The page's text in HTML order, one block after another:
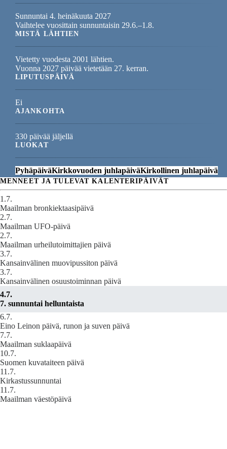
Sunnuntai 4. heinäkuuta 2027
Vaihtelee vuosittain sunnuntaisin 29.6.–1.8.
MISTÄ LÄHTIEN
Vietetty vuodesta 2001 lähtien.
Vuonna 2027 päivää vietetään 27. kerran.
LIPUTUSPÄIVÄ
Ei
AJANKOHTA
330 päivää jäljellä
LUOKAT
PyhäpäiväKirkkovuoden juhlapäiväKirkollinen juhlapäivä
MENNEET JA TULEVAT KALENTERIPÄIVÄT
1.7.
Maailman bronkiektaasipäivä
2.7.
Maailman UFO-päivä
2.7.
Maailman urheilutoimittajien päivä
3.7.
Kansainvälinen muovipussiton päivä
3.7.
Kansainvälinen osuustoiminnan päivä
4.7.
7. sunnuntai helluntaista
6.7.
Eino Leinon päivä, runon ja suven päivä
7.7.
Maailman suklaapäivä
10.7.
Suomen kuvataiteen päivä
11.7.
Kirkastussunnuntai
11.7.
Maailman väestöpäivä